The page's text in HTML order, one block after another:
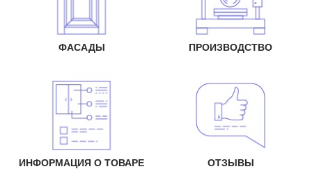
ФАСАДЫ ПРОИЗВОДСТВО
ИНФОРМАЦИЯ О ТОВАРЕ ОТЗЫВЫ